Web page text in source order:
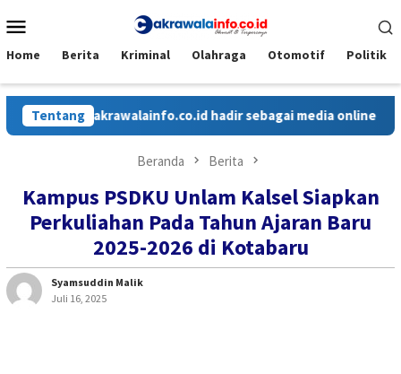
ke
Mobile
Home Berita Kriminal Olahraga Otomotif Politik
Tentang
Cakrawalainfo.co.id hadir sebagai media online yang
Beranda Berita
Kampus PSDKU Unlam Kalsel Siapkan
Perkuliahan Pada Tahun Ajaran Baru
2025-2026 di Kotabaru
Syamsuddin Malik
Juli 16, 2025